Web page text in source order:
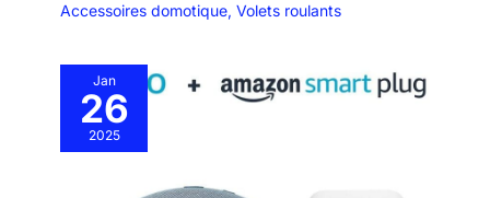
Accessoires domotique, Volets roulants
Jan
26
2025